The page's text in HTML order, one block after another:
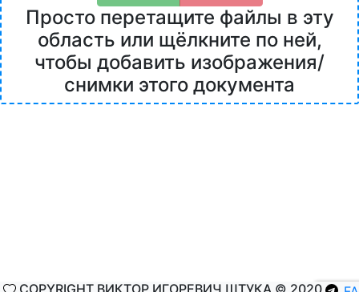
Просто перетащите файлы в эту
область или щёлкните по ней,
чтобы добавить изображения/
снимки этого документа
COPYRIGHT ВИКТОР ИГОРЕВИЧ ШТУКА © 2020